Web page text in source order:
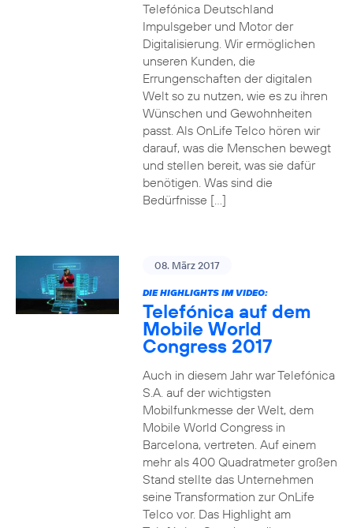
Telefónica Deutschland
Impulsgeber und Motor der
Digitalisierung. Wir ermöglichen
unseren Kunden, die
Errungenschaften der digitalen
Welt so zu nutzen, wie es zu ihren
Wünschen und Gewohnheiten
passt. Als OnLife Telco hören wir
darauf, was die Menschen bewegt
und stellen bereit, was sie dafür
benötigen. Was sind die
Bedürfnisse […]
08. März 2017
DIE HIGHLIGHTS IM VIDEO:
Telefónica auf dem
Mobile World
Congress 2017
Auch in diesem Jahr war Telefónica
S.A. auf der wichtigsten
Mobilfunkmesse der Welt, dem
Mobile World Congress in
Barcelona, vertreten. Auf einem
mehr als 400 Quadratmeter großen
Stand stellte das Unternehmen
seine Transformation zur OnLife
Telco vor. Das Highlight am